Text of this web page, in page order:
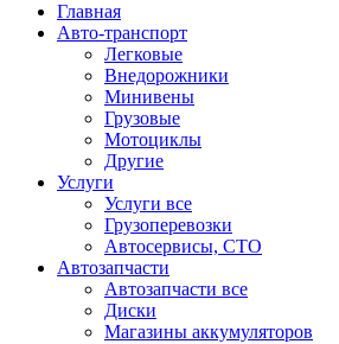
Главная
Авто-транспорт
Легковые
Внедорожники
Минивены
Грузовые
Мотоциклы
Другие
Услуги
Услуги все
Грузоперевозки
Автосервисы, СТО
Автозапчасти
Автозапчасти все
Диски
Магазины аккумуляторов